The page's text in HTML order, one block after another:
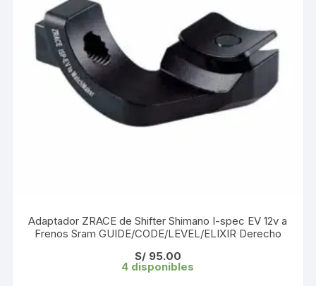
Adaptador ZRACE de Shifter Shimano I-spec EV 12v a
Frenos Sram GUIDE/CODE/LEVEL/ELIXIR Derecho
S/95.00
4 disponibles